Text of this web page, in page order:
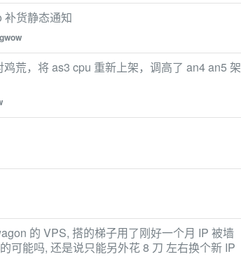
补货静态通知
荒，将 as3 cpu 重新上架，调高了 an4 an5 架
的 VPS, 搭的梯子用了刚好一个月 IP 被墙
可能吗, 还是说只能另外花 8 刀 左右换个新 IP